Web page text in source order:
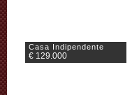
Casa Indipendente
€ 129.000